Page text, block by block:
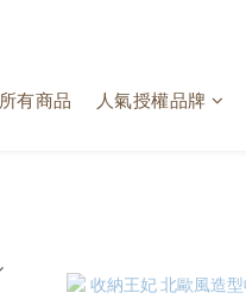
所有商品 人氣授權品牌